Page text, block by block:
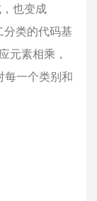
也变成
分类的代码基
元素相乘，
每一个类别和